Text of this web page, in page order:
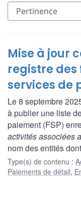
Mise à jour
registre des
services de
Le 8 septembre
à publier une liste
paiement (FSP)
activités associées
nom des entités
Type(s) de contenu :
Paiements de détail,